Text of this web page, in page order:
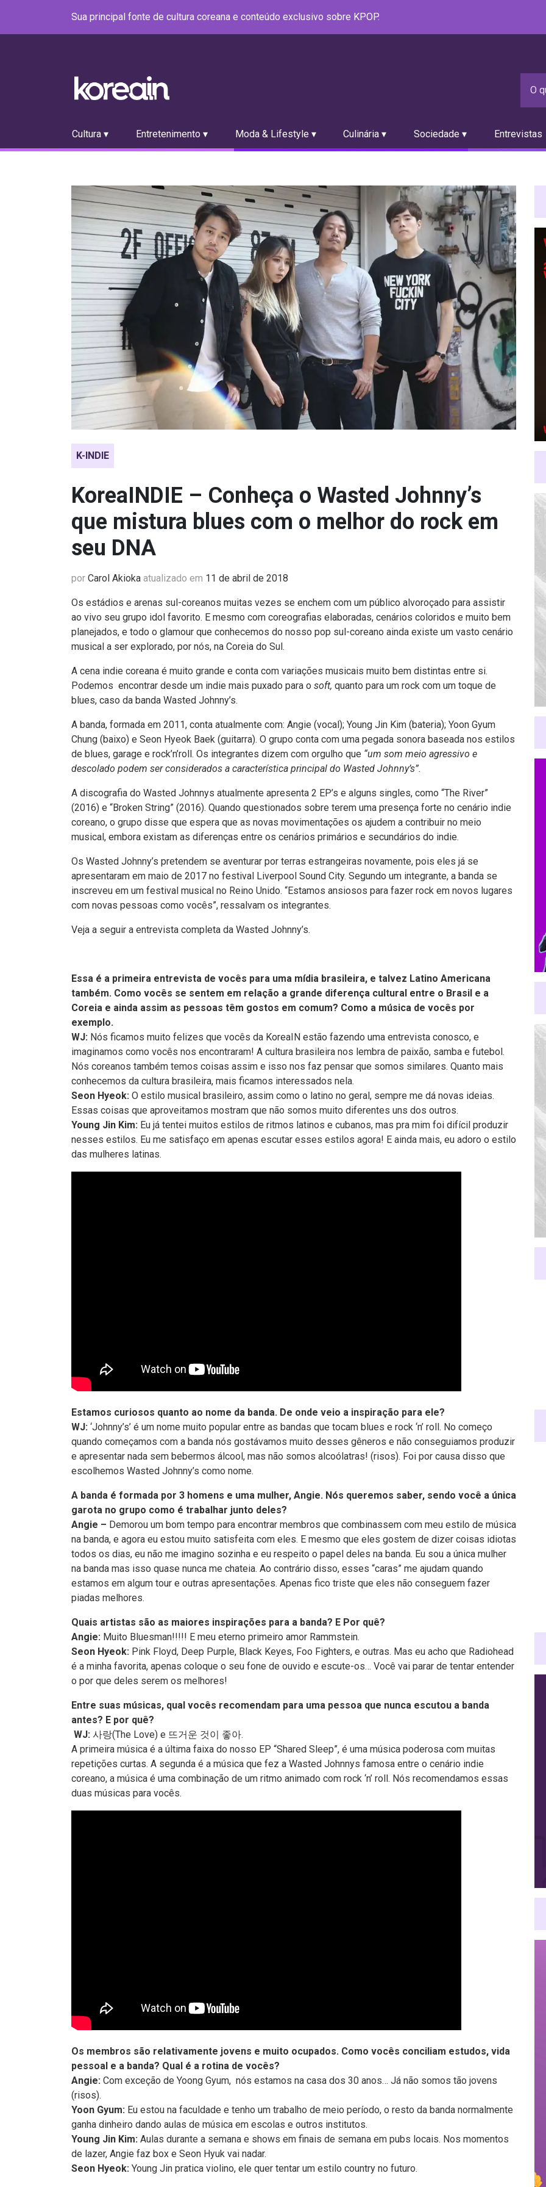
Sua principal fonte de cultura coreana e conteúdo exclusivo sobre KPOP.
Cultura ▾ Entretenimento ▾ Moda & Lifestyle ▾ Culinária ▾ Sociedade ▾ Entrevistas
K-INDIE
KoreaINDIE – Conheça o Wasted Johnny’s
que mistura blues com o melhor do rock em
seu DNA
por Carol Akioka atualizado em 11 de abril de 2018
Os estádios e arenas sul-coreanos muitas vezes se enchem com um público alvoroçado para assistir
ao vivo seu grupo idol favorito. E mesmo com coreografias elaboradas, cenários coloridos e muito bem
planejados, e todo o glamour que conhecemos do nosso pop sul-coreano ainda existe um vasto cenário
musical a ser explorado, por nós, na Coreia do Sul.
A cena indie coreana é muito grande e conta com variações musicais muito bem distintas entre si.
Podemos encontrar desde um indie mais puxado para o soft, quanto para um rock com um toque de
blues, caso da banda Wasted Johnny’s.
A banda, formada em 2011, conta atualmente com: Angie (vocal); Young Jin Kim (bateria); Yoon Gyum
Chung (baixo) e Seon Hyeok Baek (guitarra). O grupo conta com uma pegada sonora baseada nos estilos
de blues, garage e rock’n’roll. Os integrantes dizem com orgulho que “um som meio agressivo e
descolado podem ser considerados a característica principal do Wasted Johnny’s”.
A discografia do Wasted Johnnys atualmente apresenta 2 EP’s e alguns singles, como “The River”
(2016) e “Broken String” (2016). Quando questionados sobre terem uma presença forte no cenário indie
coreano, o grupo disse que espera que as novas movimentações os ajudem a contribuir no meio
musical, embora existam as diferenças entre os cenários primários e secundários do indie.
Os Wasted Johnny’s pretendem se aventurar por terras estrangeiras novamente, pois eles já se
apresentaram em maio de 2017 no festival Liverpool Sound City. Segundo um integrante, a banda se
inscreveu em um festival musical no Reino Unido. “Estamos ansiosos para fazer rock em novos lugares
com novas pessoas como vocês”, ressalvam os integrantes.
Veja a seguir a entrevista completa da Wasted Johnny’s.
Essa é a primeira entrevista de vocês para uma mídia brasileira, e talvez Latino Americana
também. Como vocês se sentem em relação a grande diferença cultural entre o Brasil e a
Coreia e ainda assim as pessoas têm gostos em comum? Como a música de vocês por
exemplo.
WJ: Nós ficamos muito felizes que vocês da KoreaIN estão fazendo uma entrevista conosco, e
imaginamos como vocês nos encontraram! A cultura brasileira nos lembra de paixão, samba e futebol.
Nós coreanos também temos coisas assim e isso nos faz pensar que somos similares. Quanto mais
conhecemos da cultura brasileira, mais ficamos interessados nela.
Seon Hyeok: O estilo musical brasileiro, assim como o latino no geral, sempre me dá novas ideias.
Essas coisas que aproveitamos mostram que não somos muito diferentes uns dos outros.
Young Jin Kim: Eu já tentei muitos estilos de ritmos latinos e cubanos, mas pra mim foi difícil produzir
nesses estilos. Eu me satisfaço em apenas escutar esses estilos agora! E ainda mais, eu adoro o estilo
das mulheres latinas.
Estamos curiosos quanto ao nome da banda. De onde veio a inspiração para ele?
WJ: ‘Johnny’s’ é um nome muito popular entre as bandas que tocam blues e rock ‘n’ roll. No começo
quando começamos com a banda nós gostávamos muito desses gêneros e não conseguiamos produzir
e apresentar nada sem bebermos álcool, mas não somos alcoólatras! (risos). Foi por causa disso que
escolhemos Wasted Johnny’s como nome.
A banda é formada por 3 homens e uma mulher, Angie. Nós queremos saber, sendo você a única
garota no grupo como é trabalhar junto deles?
Angie – Demorou um bom tempo para encontrar membros que combinassem com meu estilo de música
na banda, e agora eu estou muito satisfeita com eles. E mesmo que eles gostem de dizer coisas idiotas
todos os dias, eu não me imagino sozinha e eu respeito o papel deles na banda. Eu sou a única mulher
na banda mas isso quase nunca me chateia. Ao contrário disso, esses “caras” me ajudam quando
estamos em algum tour e outras apresentações. Apenas fico triste que eles não conseguem fazer
piadas melhores.
Quais artistas são as maiores inspirações para a banda? E Por quê?
Angie: Muito Bluesman!!!!! E meu eterno primeiro amor Rammstein.
Seon Hyeok: Pink Floyd, Deep Purple, Black Keyes, Foo Fighters, e outras. Mas eu acho que Radiohead
é a minha favorita, apenas coloque o seu fone de ouvido e escute-os… Você vai parar de tentar entender
o por que deles serem os melhores!
Entre suas músicas, qual vocês recomendam para uma pessoa que nunca escutou a banda
antes? E por quê?
WJ: 사랑(The Love) e 뜨거운 것이 좋아.
A primeira música é a última faixa do nosso EP “Shared Sleep”, é uma música poderosa com muitas
repetições curtas. A segunda é a música que fez a Wasted Johnnys famosa entre o cenário indie
coreano, a música é uma combinação de um ritmo animado com rock ‘n’ roll. Nós recomendamos essas
duas músicas para vocês.
Os membros são relativamente jovens e muito ocupados. Como vocês conciliam estudos, vida
pessoal e a banda? Qual é a rotina de vocês?
Angie: Com exceção de Yoong Gyum, nós estamos na casa dos 30 anos… Já não somos tão jovens
(risos).
Yoon Gyum: Eu estou na faculdade e tenho um trabalho de meio período, o resto da banda normalmente
ganha dinheiro dando aulas de música em escolas e outros institutos.
Young Jin Kim: Aulas durante a semana e shows em finais de semana em pubs locais. Nos momentos
de lazer, Angie faz box e Seon Hyuk vai nadar.
Seon Hyeok: Young Jin pratica violino, ele quer tentar um estilo country no futuro.